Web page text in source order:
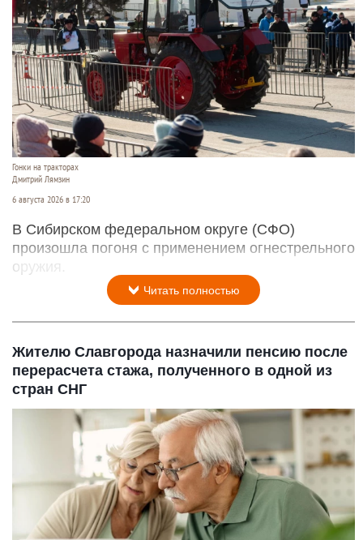
Гонки на тракторах
Дмитрий Лямзин
6 августа 2026 в 17:20
В Сибирском федеральном округе (СФО)
произошла погоня с применением огнестрельного
оружия.
Читать полностью
Жителю Славгорода назначили пенсию после
перерасчета стажа, полученного в одной из
стран СНГ